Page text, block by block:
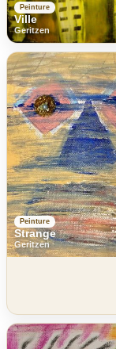
Peinture
Ville
Geritzen
Peinture
Strange
Geritzen